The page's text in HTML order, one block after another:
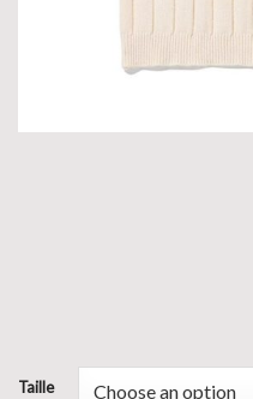
Taille